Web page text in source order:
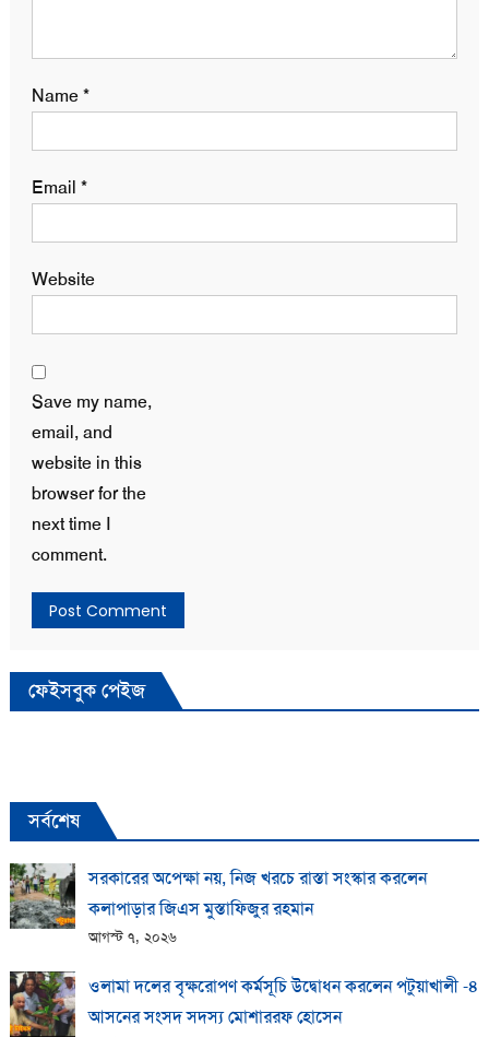
Name*
Email *
Website
Save my name,
email, and
website in this
browser for the
next time I
comment.
ফেইসবুক পেইজ
সর্বশেষ
সরকারের অপেক্ষা নয়, নিজ খরচে রাস্তা সংস্কার করলেন
কলাপাড়ার জিএস মুস্তাফিজুর রহমান
আগস্ট ৭, ২০২৬
ওলামা দলের বৃক্ষরোপণ কর্মসূচি উদ্বোধন করলেন পটুয়াখালী -৪
আসনের সংসদ সদস্য মোশাররফ হোসেন